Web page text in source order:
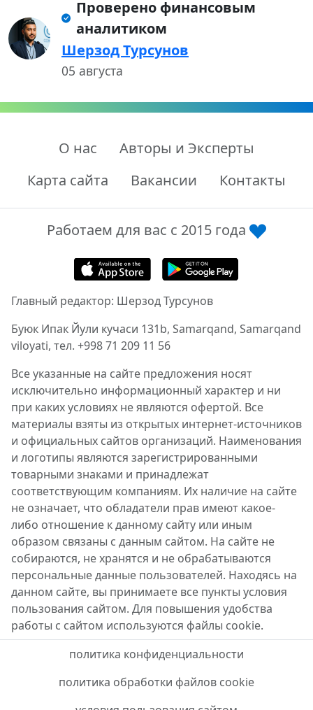
Проверено финансовым
аналитиком
Шерзод Турсунов
05 августа
О нас
Авторы и Эксперты
Карта сайта
Вакансии Контакты
Работаем для вас с 2015 года
Главный редактор: Шерзод Турсунов
Буюк Ипак Йули кучаси 131b, Samarqand, Samarqand
viloyati, тел. +998 71 209 11 56
Все указанные на сайте предложения носят
исключительно информационный характер и ни
при каких условиях не являются офертой. Все
материалы взяты из открытых интернет-источников
и официальных сайтов организаций. Наименования
и логотипы являются зарегистрированными
товарными знаками и принадлежат
соответствующим компаниям. Их наличие на сайте
не означает, что обладатели прав имеют какое-
либо отношение к данному сайту или иным
образом связаны с данным сайтом. На сайте не
собираются, не хранятся и не обрабатываются
персональные данные пользователей. Находясь на
данном сайте, вы принимаете все пункты условия
пользования сайтом. Для повышения удобства
работы с сайтом используются файлы cookie.
политика конфиденциальности
политика обработки файлов cookie